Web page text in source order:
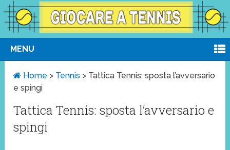
MENU
Home > Tennis > Tattica Tennis: sposta l’avversario
e spingi
Tattica Tennis: sposta l’avversario e
spingi